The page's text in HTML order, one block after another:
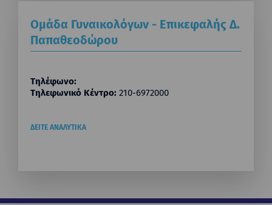
Ομάδα Γυναικολόγων - Επικεφαλής Δ.
Παπαθεοδώρου
Τηλέφωνο:
Τηλεφωνικό Κέντρο: 210-6972000
ΔΕΙΤΕ ΑΝΑΛΥΤΙΚΑ